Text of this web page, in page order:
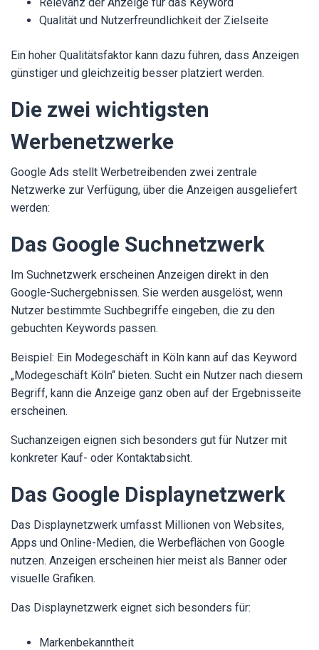
Qualität und Nutzerfreundlichkeit der Zielseite
Ein hoher Qualitätsfaktor kann dazu führen, dass Anzeigen
günstiger und gleichzeitig besser platziert werden.
Die zwei wichtigsten
Werbenetzwerke
Google Ads stellt Werbetreibenden zwei zentrale
Netzwerke zur Verfügung, über die Anzeigen ausgeliefert
werden:
Das Google Suchnetzwerk
Im Suchnetzwerk erscheinen Anzeigen direkt in den
Google-Suchergebnissen. Sie werden ausgelöst, wenn
Nutzer bestimmte Suchbegriffe eingeben, die zu den
gebuchten Keywords passen.
Beispiel: Ein Modegeschäft in Köln kann auf das Keyword
„Modegeschäft Köln“ bieten. Sucht ein Nutzer nach diesem
Begriff, kann die Anzeige ganz oben auf der Ergebnisseite
erscheinen.
Suchanzeigen eignen sich besonders gut für Nutzer mit
konkreter Kauf- oder Kontaktabsicht.
Das Google Displaynetzwerk
Das Displaynetzwerk umfasst Millionen von Websites,
Apps und Online-Medien, die Werbeflächen von Google
nutzen. Anzeigen erscheinen hier meist als Banner oder
visuelle Grafiken.
Das Displaynetzwerk eignet sich besonders für:
Markenbekanntheit